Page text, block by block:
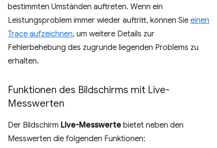
bestimmten Umständen auftreten. Wenn ein
Leistungsproblem immer wieder auftritt, können Sie einen
Trace aufzeichnen, um weitere Details zur
Fehlerbehebung des zugrunde liegenden Problems zu
erhalten.
Funktionen des Bildschirms mit Live-
Messwerten
Der Bildschirm Live-Messwerte bietet neben den
Messwerten die folgenden Funktionen: